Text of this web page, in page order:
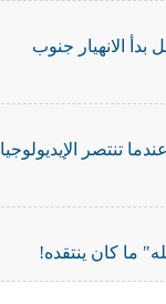
الانهيار جنوب
تنتصر الإيديولوجيا
ما كان ينتقده!